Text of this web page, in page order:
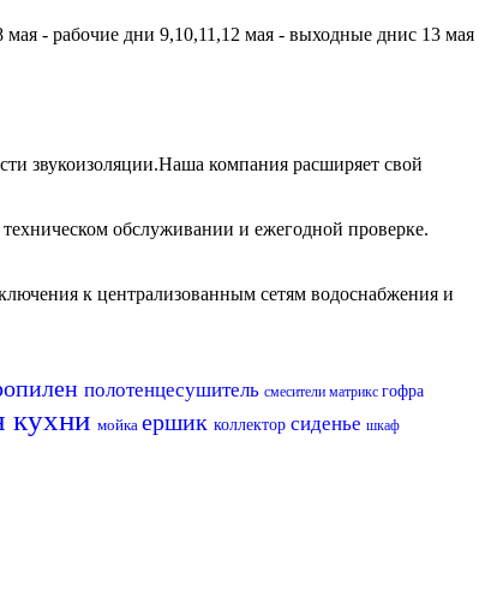
- рабочие дни 9,10,11,12 мая - выходные днис 13 мая
звукоизоляции.Наша компания расширяет свой
обслуживании и ежегодной проверке.
к централизованным сетям водоснабжения и
полотенцесушитель смесители матрикс гофра
кухни мойка ершик коллектор сиденье шкаф